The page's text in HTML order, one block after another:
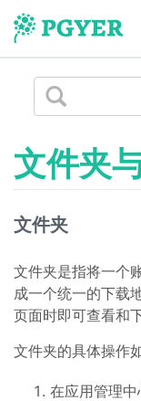
文件夹
文件夹
文件夹是指将一个
成一个统一的下载
页面时即可查看和
文件夹的具体操作
在应用管理